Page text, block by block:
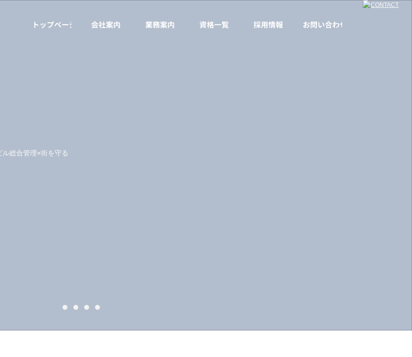
トップページ 会社案内 業務案内 資格一覧 採用情報 お問い合わせ